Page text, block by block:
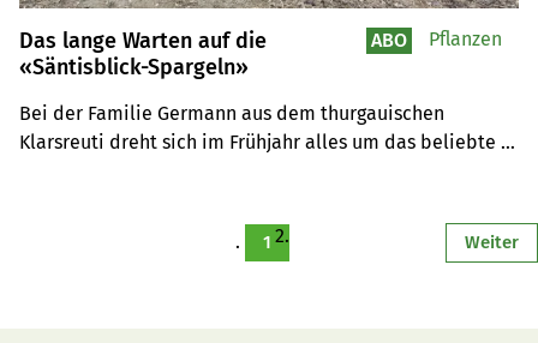
Das lange Warten auf die
«Säntisblick-Spargeln»
Bei der Familie Germann aus dem thurgauischen
Klarsreuti dreht sich im Frühjahr alles um das beliebte
ABO Pflanzen
1 Weiter